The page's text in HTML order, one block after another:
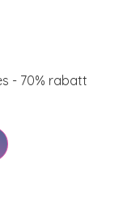
- 70% rabatt